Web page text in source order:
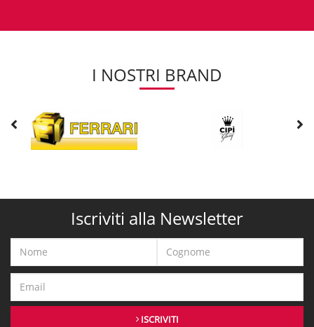
I NOSTRI BRAND
Iscriviti alla Newsletter
ISCRIVITI